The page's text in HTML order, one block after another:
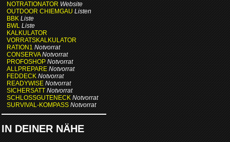
NOTRATIONATOR Website
OUTDOOR CHIEMGAU Listen
BBK Liste
BWL Liste
KALKULATOR
VORRATSKALKULATOR
RATION1 Notvorrat
CONSERVA Notvorrat
PROFOSHOP Notvorrat
ALLPREPARE Notvorrat
FEDDECK Notvorrat
READYWISE Notvorrat
SICHERSATT Notvorrat
SCHLOSSGUTENECK Notvorrat
SURVIVAL-KOMPASS Notvorrat
IN DEINER NÄHE